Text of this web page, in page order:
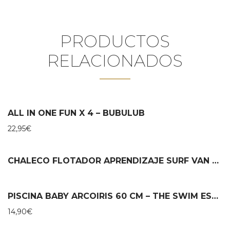
PRODUCTOS
RELACIONADOS
ALL IN ONE FUN X 4 – BUBULUB
22,95€
CHALECO FLOTADOR APRENDIZAJE SURF VAN MONNËKA
PISCINA BABY ARCOIRIS 60 CM – THE SWIM ESSENTIALS
14,90€